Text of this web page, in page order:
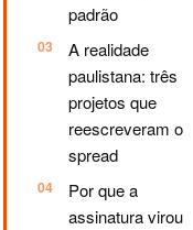
padrão
A realidade
paulistana: três
projetos que
reescreveram o
spread
Por que a
assinatura virou